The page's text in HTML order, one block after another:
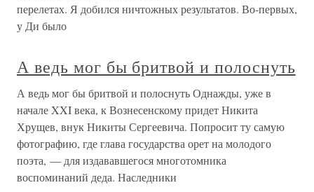
перелетах. Я добился ничтожных результатов. Во-первых,
у Ди было
А ведь мог бы бритвой и полоснуть
А ведь мог бы бритвой и полоснуть Однажды, уже в
начале XXI века, к Вознесенскому придет Никита
Хрущев, внук Никиты Сергеевича. Попросит ту самую
фотографию, где глава государства орет на молодого
поэта, — для издававшегося многотомника
воспоминаний деда. Наследники